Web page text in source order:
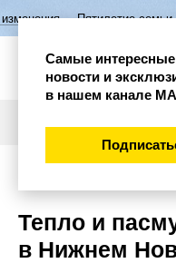
семьи в
Тепло и
в Нижнем
Самые интересные
новости и
в нашем канале